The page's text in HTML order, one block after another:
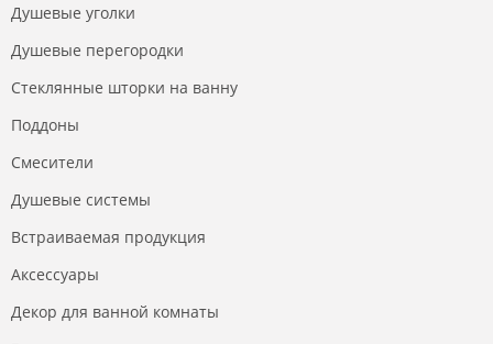
Душевые уголки
Душевые перегородки
Стеклянные шторки на ванну
Поддоны
Смесители
Душевые системы
Встраиваемая продукция
Аксессуары
Декор для ванной комнаты